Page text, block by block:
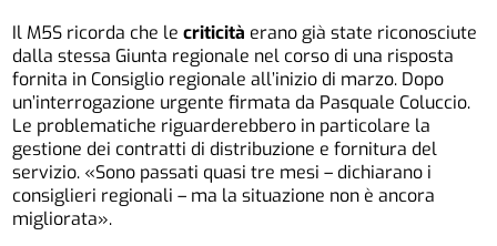
Il M5S ricorda che lecriticità erano già state riconosciute
dalla stessa Giunta regionale nel corso di una risposta
fornita in Consiglio regionale all’inizio di marzo. Dopo
un’interrogazione urgente firmata da Pasquale Coluccio.
Le problematiche riguarderebbero in particolare la
gestione dei contratti di distribuzione e fornitura del
servizio. «Sono passati quasi tre mesi – dichiarano i
consiglieri regionali – ma la situazione non è ancora
migliorata».